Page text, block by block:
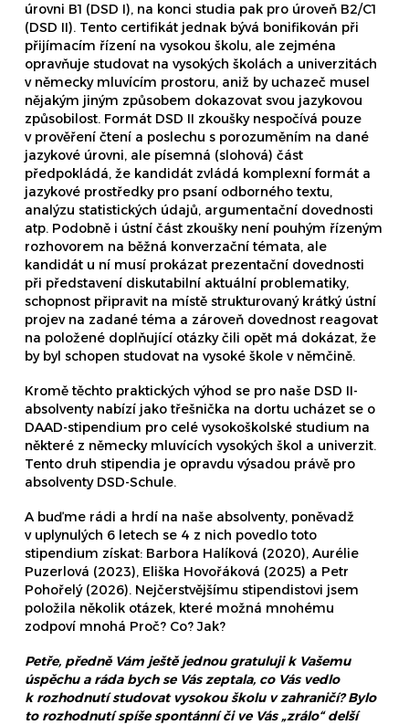
úrovni B1 (DSD I), na konci studia pak pro úroveň B2/C1
(DSD II). Tento certifikát jednak bývá bonifikován při
přijímacím řízení na vysokou školu, ale zejména
opravňuje studovat na vysokých školách a univerzitách
v německy mluvícím prostoru, aniž by uchazeč musel
nějakým jiným způsobem dokazovat svou jazykovou
způsobilost. Formát DSD II zkoušky nespočívá pouze
v prověření čtení a poslechu s porozuměním na dané
jazykové úrovni, ale písemná (slohová) část
předpokládá, že kandidát zvládá komplexní formát a
jazykové prostředky pro psaní odborného textu,
analýzu statistických údajů, argumentační dovednosti
atp. Podobně i ústní část zkoušky není pouhým řízeným
rozhovorem na běžná konverzační témata, ale
kandidát u ní musí prokázat prezentační dovednosti
při představení diskutabilní aktuální problematiky,
schopnost připravit na místě strukturovaný krátký ústní
projev na zadané téma a zároveň dovednost reagovat
na položené doplňující otázky čili opět má dokázat, že
by byl schopen studovat na vysoké škole v němčině.
Kromě těchto praktických výhod se pro naše DSD II-
absolventy nabízí jako třešnička na dortu ucházet se o
DAAD-stipendium pro celé vysokoškolské studium na
některé z německy mluvících vysokých škol a univerzit.
Tento druh stipendia je opravdu výsadou právě pro
absolventy DSD-Schule.
A buďme rádi a hrdí na naše absolventy, poněvadž
v uplynulých 6 letech se 4 z nich povedlo toto
stipendium získat: Barbora Halíková (2020), Aurélie
Puzerlová (2023), Eliška Hovořáková (2025) a Petr
Pohořelý (2026). Nejčerstvějšímu stipendistovi jsem
položila několik otázek, které možná mnohému
zodpoví mnohá Proč? Co? Jak?
Petře, předně Vám ještě jednou gratuluji k Vašemu
úspěchu a ráda bych se Vás zeptala, co Vás vedlo
k rozhodnutí studovat vysokou školu v zahraničí? Bylo
to rozhodnutí spíše spontánní či ve Vás „zrálo“ delší